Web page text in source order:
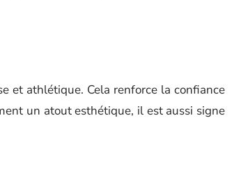
et athlétique. Cela renforce la confiance
un atout esthétique, il est aussi signe